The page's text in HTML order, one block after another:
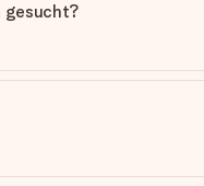
gesucht?